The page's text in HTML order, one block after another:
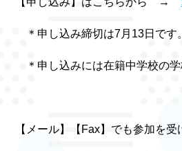
＊申し込み締切は7月13日です。
＊申し込みには在籍中学校の学
【メール】【Fax】でも参加を受